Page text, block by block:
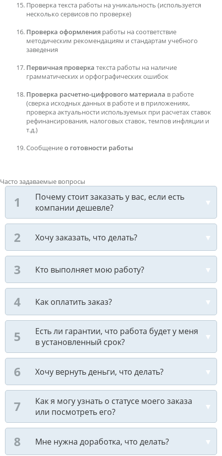
Проверка текста работы на уникальность (используется
несколько сервисов по проверке)
Проверка оформления работы на соответствие
методическим рекомендациям и стандартам учебного
заведения
Первичная проверка текста работы на наличие
грамматических и орфографических ошибок
Проверка расчетно-цифрового материала в работе
(сверка исходных данных в работе и в приложениях,
проверка актуальности используемых при расчетах ставок
рефинансирования, налоговых ставок, темпов инфляции и
т.д.)
Сообщениео готовности работы
Часто задаваемые вопросы
Почему стоит заказать у вас, если есть
компании дешевле?
Хочу заказать, что делать?
Кто выполняет мою работу?
Как оплатить заказ?
Есть ли гарантии, что работа будет у меня
в установленный срок?
Хочу вернуть деньги, что делать?
Как я могу узнать о статусе моего заказа
или посмотреть его?
Мне нужна доработка, что делать?